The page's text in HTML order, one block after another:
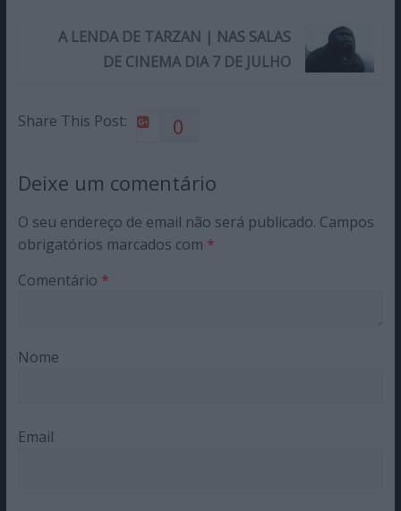
A LENDA DE TARZAN | NAS SALAS
DE CINEMA DIA 7 DE JULHO
Share This Post: 0
Deixe um comentário
O seu endereço de email não será publicado. Campos
obrigatórios marcados com *
Comentário *
Nome
Email